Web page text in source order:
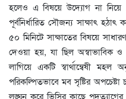
হলেও এ বিষয়ে উদ্যোগ না নিয়ে
পূর্বনির্ধারিত সৌজন্য সাক্ষাৎ
৫০ মিনিটে সাক্ষাতের বিষয়ে
দেওয়া হয়, যা ছিল অস্বাভাবিক ও
লাগিয়ে একটি স্বার্থান্বেষী
পরিকল্পিতভাবে মব সৃষ্টির
লঙ্ঘন করে ভিসির কাছে পদত্যাগের